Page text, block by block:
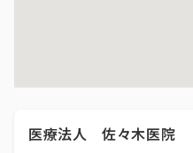
医療法人 佐々木医院